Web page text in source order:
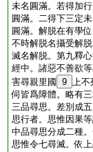
未名圓滿。若得加
圓滿。二得下三定
圓滿。解脱在有學
不時解脱名攝受解
滅名解脱。第九釋
經中。諸惡不善欲
害尋親里國
9 上不
伺皆爲障體。略有
三品尋思。差別成
思行者。思惟因果
中品尋思分成二種
思惟令七尋滅。依